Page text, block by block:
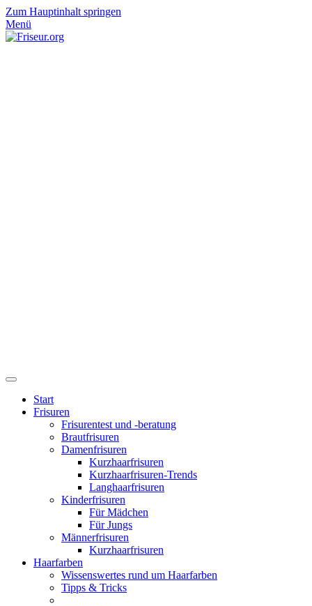
Zum Hauptinhalt springen
Menü
Start
Frisuren
Frisurentest und -beratung
Brautfrisuren
Damenfrisuren
Kurzhaarfrisuren
Kurzhaarfrisuren-Trends
Langhaarfrisuren
Kinderfrisuren
Für Mädchen
Für Jungs
Männerfrisuren
Kurzhaarfrisuren
Haarfarben
Wissenswertes rund um Haarfarben
Tipps & Tricks